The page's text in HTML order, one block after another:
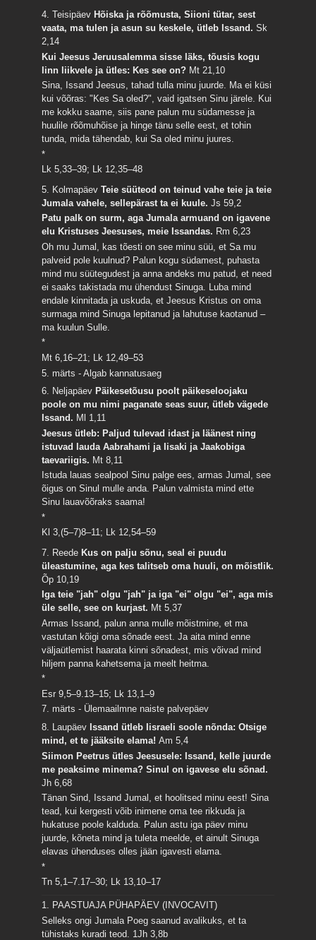
4. Teisipäev Hõiska ja rõõmusta, Siioni tütar, sest
vaata, ma tulen ja asun su keskele, ütleb Issand.Sk
2,14
Kui Jeesus Jeruusalemma sisse läks, tõusis kogu
linn liikvele ja ütles: Kes see on? Mt 21,10
Sina, Issand Jeesus, tahad tulla minu juurde. Ma ei küsi
kui võõras: "Kes Sa oled?", vaid igatsen Sinu järele. Kui
me kokku saame, siis pane palun mu südamesse ja
huulile rõõmuhõise ja hinge tänu selle eest, et tohin
tunda, mida tähendab, kui Sa oled minu juures.
*
Lk 5,33–39; Lk 12,35–48
5. KolmapäevTeie süüteod on teinud vahe teie ja teie
Jumala vahele, sellepärast ta ei kuule.Js 59,2
Patu palk on surm, aga Jumala armuand on igavene
elu Kristuses Jeesuses, meie Issandas. Rm 6,23
Oh mu Jumal, kas tõesti on see minu süü, et Sa mu
palveid pole kuulnud? Palun kogu südamest, puhasta
mind mu süütegudest ja anna andeks mu patud, et need
ei saaks takistada mu ühendust Sinuga. Luba mind
endale kinnitada ja uskuda, et Jeesus Kristus on oma
surmaga mind Sinuga lepitanud ja lahutuse kaotanud –
ma kuulun Sulle.
*
Mt 6,16–21; Lk 12,49–53
5. märts - Algab kannatusaeg
6. Neljapäev Päikesetõusu poolt päikeseloojaku
poole on mu nimi paganate seas suur, ütleb vägede
Issand. Ml 1,11
Jeesus ütleb: Paljud tulevad idast ja läänest ning
istuvad lauda Aabrahami ja Iisaki ja Jaakobiga
taevariigis. Mt 8,11
Istuda lauas sealpool Sinu palge ees, armas Jumal, see
õigus on Sinul mulle anda. Palun valmista mind ette
Sinu lauavõõraks saama!
*
Kl 3,(5–7)8–11; Lk 12,54–59
7. ReedeKus on palju sõnu, seal ei puudu
üleastumine, aga kes talitseb oma huuli, on mõistlik.
Õp 10,19
Iga teie "jah" olgu "jah" ja iga "ei" olgu "ei", aga mis
üle selle, see on kurjast. Mt 5,37
Armas Issand, palun anna mulle mõistmine, et ma
vastutan kõigi oma sõnade eest. Ja aita mind enne
väljaütlemist haarata kinni sõnadest, mis võivad mind
hiljem panna kahetsema ja meelt heitma.
*
Esr 9,5–9.13–15; Lk 13,1–9
7. märts - Ülemaailmne naiste palvepäev
8. Laupäev Issand ütleb Iisraeli soole nõnda: Otsige
mind, et te jääksite elama!Am 5,4
Siimon Peetrus ütles Jeesusele: Issand, kelle juurde
me peaksime minema? Sinul on igavese elu sõnad.
Jh 6,68
Tänan Sind, Issand Jumal, et hoolitsed minu eest! Sina
tead, kui kergesti võib inimene oma tee rikkuda ja
hukatuse poole kalduda. Palun astu iga päev minu
juurde, kõneta mind ja tuleta meelde, et ainult Sinuga
elavas ühenduses olles jään igavesti elama.
*
Tn 5,1–7.17–30; Lk 13,10–17
1. PAASTUAJA PÜHAPÄEV (INVOCAVIT)
Selleks ongi Jumala Poeg saanud avalikuks, et ta
tühistaks kuradi teod. 1Jh 3,8b